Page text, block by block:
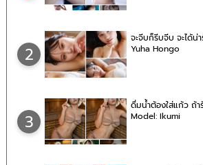
2
จะจีบก็รีบจีบ จะได้น่
Yuha Hongo
3
ดื่มน้ำต้องใส่แก้ว ถ้า
Model: Ikumi